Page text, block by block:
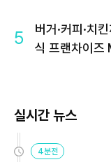
5
버거·커피·치
식 프랜차이즈
실시간 뉴스
4분전